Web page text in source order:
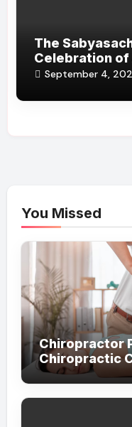
The
Celebration of
Tradition
September 4,
You Missed
Chiropractor
Chiropractic
Everyday